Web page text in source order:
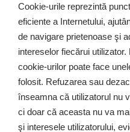
Cookie-urile reprezintă
eficiente a Internetului,
de navigare prietenoase şi
intereselor fiecărui
cookie-urilor poate face
folosit. Refuzarea sau
înseamna că utilizatorul nu
ci doar că aceasta nu va
şi interesele utilizatorului,